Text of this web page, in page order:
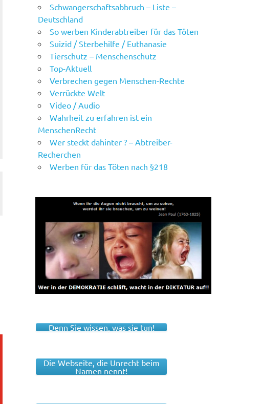
Schwangerschaftsabbruch – Liste –
Deutschland
So werben Kinderabtreiber für das Töten
Suizid / Sterbehilfe / Euthanasie
Tierschutz – Menschenschutz
Top-Aktuell
Verbrechen gegen Menschen-Rechte
Verrückte Welt
Video / Audio
Wahrheit zu erfahren ist ein
MenschenRecht
Wer steckt dahinter ? – Abtreiber-
Recherchen
Werben für das Töten nach §218
Denn Sie wissen, was sie tun!
Die Webseite, die Unrecht beim
Namen nennt!